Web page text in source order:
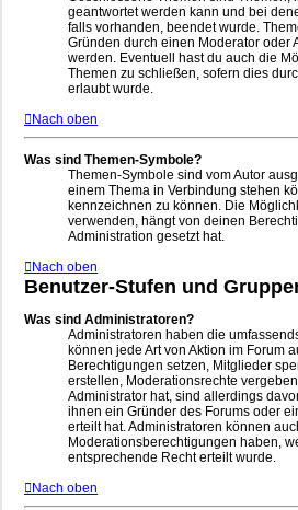
geantwortet werden kann und bei
falls vorhanden, beendet wurde.
Gründen durch einen Moderator oder
werden. Eventuell hast du auch die
Themen zu schließen, sofern dies
erlaubt wurde.
Nach oben
Was sind Themen-Symbole?
Themen-Symbole sind vom Autor
einem Thema in Verbindung stehen
kennzeichnen zu können. Die
verwenden, hängt von deinen
Administration gesetzt hat.
Nach oben
Benutzer-Stufen und
Was sind Administratoren?
Administratoren haben die
können jede Art von Aktion im Forum
Berechtigungen setzen, Mitglieder
erstellen, Moderationsrechte
Administrator hat, sind allerdings
ihnen ein Gründer des Forums oder
erteilt hat. Administratoren können
Moderationsberechtigungen haben,
entsprechende Recht erteilt wurde.
Nach oben